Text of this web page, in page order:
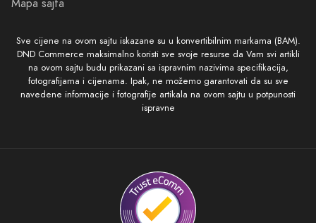
Mapa sajta
Sve cijene na ovom sajtu iskazane su u konvertibilnim markama (BAM).
DND Commerce maksimalno koristi sve svoje resurse da Vam svi artikli
na ovom sajtu budu prikazani sa ispravnim nazivima specifikacija,
fotografijama i cijenama. Ipak, ne možemo garantovati da su sve
navedene informacije i fotografije artikala na ovom sajtu u potpunosti
ispravne